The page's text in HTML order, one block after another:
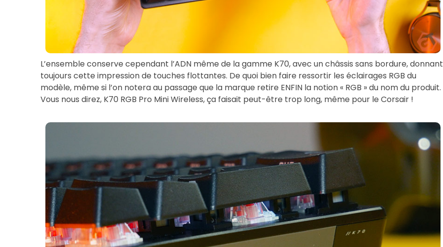
L’ensemble conserve cependant l’ADN même de la gamme K70, avec un châssis sans bordure, donnant
toujours cette impression de touches flottantes. De quoi bien faire ressortir les éclairages RGB du
modèle, même si l’on notera au passage que la marque retire ENFIN la notion « RGB » du nom du produit.
Vous nous direz, K70 RGB Pro Mini Wireless, ça faisait peut-être trop long, même pour le Corsair !